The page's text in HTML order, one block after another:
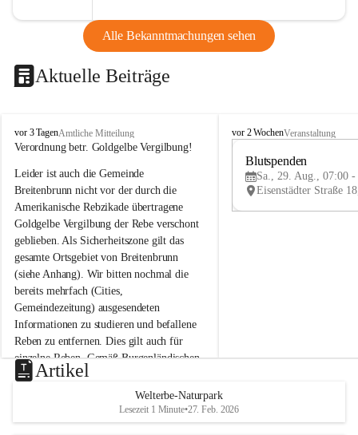
Alle Bekanntmachungen sehen
Aktuelle Beiträge
B
r
i
t
e
n
b
r
u
n
n
a
m
N
e
u
s
d
vor 3 TagenAmtliche Mitteilung
Verordnung betr. Goldgelbe Vergilbung!
Leider ist auch die Gemeinde
Breitenbrunn nicht vor der durch die
Amerikanische Rebzikade übertragene
Goldgelbe Vergilbung der Rebe verschont
geblieben. Als Sicherheitszone gilt das
gesamte Ortsgebiet von Breitenbrunn
(siehe Anhang). Wir bitten nochmal die
bereits mehrfach (Cities,
Gemeindezeitung) ausgesendeten
Informationen zu studieren und befallene
Reben zu entfernen. Dies gilt auch für
einzelne Reben. Gemäß Burgenländischen
Weinbaugesetz sind nicht gepflegte oder
unzulässige Weingärten zu roden! Bitte
helfen wir zusammen um unsere Winzer
vor den prognostizierten Ernteausfällen
B
e
u
e
d
vor 2 WochenVeranstaltung
Blutspenden
Sa., 29. Aug., 07:00 -
Artikel
Welterbe-Naturpark
Lesezeit 1 Minute•27. Feb. 2026